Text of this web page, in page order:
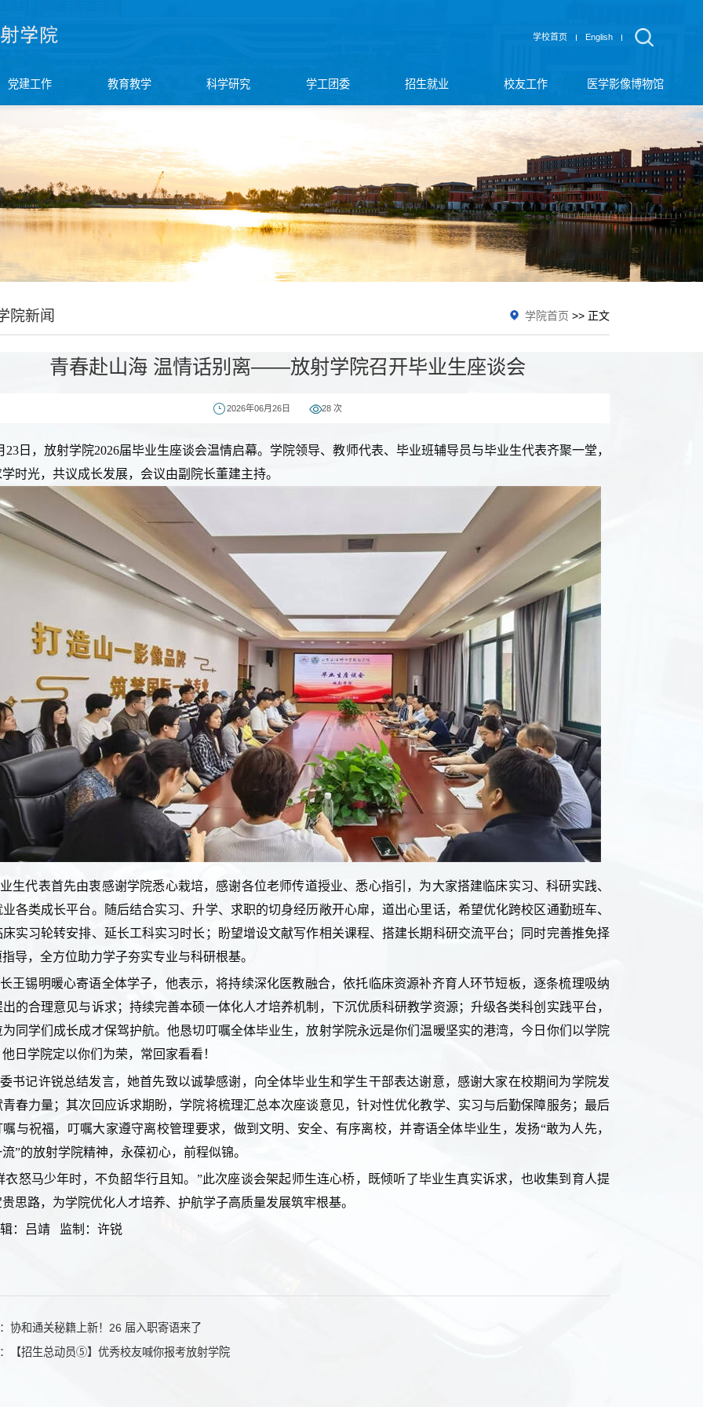
学校首页 English
党建工作 教育教学 科学研究 学工团委 招生就业 校友工作 医学影像博物馆
院新闻 学院首页 >> 正文
青春赴山海 温情话别离——放射学院召开毕业生座谈会
2026年06月26日 28 次
23日，放射学院2026届毕业生座谈会温情启幕。学院领导、教师代表、毕业班辅导员与毕业生代表齐聚一堂，
时光，共议成长发展，会议由副院长董建主持。
生代表首先由衷感谢学院悉心栽培，感谢各位老师传道授业、悉心指引，为大家搭建临床实习、科研实践、
各类成长平台。随后结合实习、升学、求职的切身经历敞开心扉，道出心里话，希望优化跨校区通勤班车、
床实习轮转安排、延长工科实习时长；盼望增设文献写作相关课程、搭建长期科研交流平台；同时完善推免择
导，全方位助力学子夯实专业与科研根基。
王锡明暖心寄语全体学子，他表示，将持续深化医教融合，依托临床资源补齐育人环节短板，逐条梳理吸纳
的合理意见与诉求；持续完善本硕一体化人才培养机制，下沉优质科研教学资源；升级各类科创实践平台，
为同学们成长成才保驾护航。他恳切叮嘱全体毕业生，放射学院永远是你们温暖坚实的港湾，今日你们以学院
日学院定以你们为荣，常回家看看！
书记许锐总结发言，她首先致以诚挚感谢，向全体毕业生和学生干部表达谢意，感谢大家在校期间为学院发
青春力量；其次回应诉求期盼，学院将梳理汇总本次座谈意见，针对性优化教学、实习与后勤保障服务；最后
嘱与祝福，叮嘱大家遵守离校管理要求，做到文明、安全、有序离校，并寄语全体毕业生，发扬“敢为人先，
”的放射学院精神，永葆初心，前程似锦。
衣怒马少年时，不负韶华行且知。”此次座谈会架起师生连心桥，既倾听了毕业生真实诉求，也收集到育人提
思路，为学院优化人才培养、护航学子高质量发展筑牢根基。
：吕靖 监制：许锐
协和通关秘籍上新！26 届入职寄语来了
【招生总动员⑤】优秀校友喊你报考放射学院